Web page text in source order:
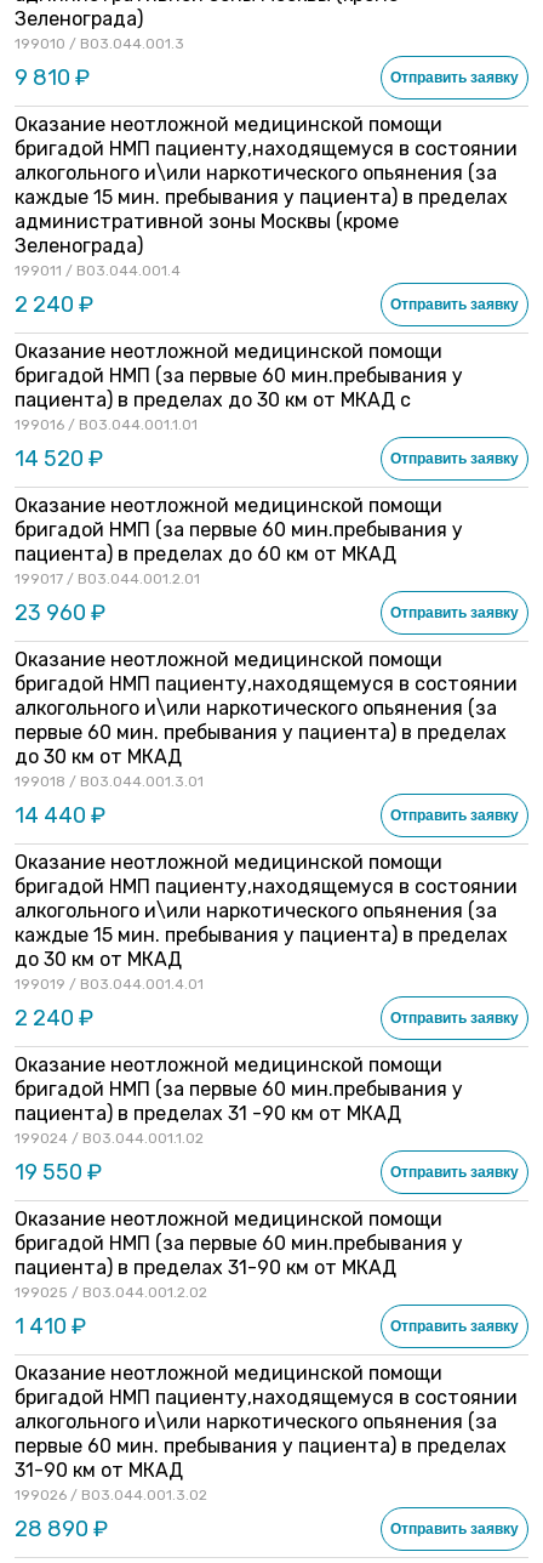
Зеленограда)
199010 / B03.044.001.3
9 810 ₽ Отправить заявку
Оказание неотложной медицинской помощи
бригадой НМП пациенту,находящемуся в состоянии
алкогольного и\или наркотического опьянения (за
каждые 15 мин. пребывания у пациента) в пределах
административной зоны Москвы (кроме
Зеленограда)
199011 / B03.044.001.4
2 240 ₽ Отправить заявку
Оказание неотложной медицинской помощи
бригадой НМП (за первые 60 мин.пребывания у
пациента) в пределах до 30 км от МКАД с
199016 / B03.044.001.1.01
14 520 ₽ Отправить заявку
Оказание неотложной медицинской помощи
бригадой НМП (за первые 60 мин.пребывания у
пациента) в пределах до 60 км от МКАД
199017 / B03.044.001.2.01
23 960 ₽ Отправить заявку
Оказание неотложной медицинской помощи
бригадой НМП пациенту,находящемуся в состоянии
алкогольного и\или наркотического опьянения (за
первые 60 мин. пребывания у пациента) в пределах
до 30 км от МКАД
199018 / B03.044.001.3.01
14 440 ₽ Отправить заявку
Оказание неотложной медицинской помощи
бригадой НМП пациенту,находящемуся в состоянии
алкогольного и\или наркотического опьянения (за
каждые 15 мин. пребывания у пациента) в пределах
до 30 км от МКАД
199019 / B03.044.001.4.01
2 240 ₽ Отправить заявку
Оказание неотложной медицинской помощи
бригадой НМП (за первые 60 мин.пребывания у
пациента) в пределах 31 -90 км от МКАД
199024 / B03.044.001.1.02
19 550 ₽ Отправить заявку
Оказание неотложной медицинской помощи
бригадой НМП (за первые 60 мин.пребывания у
пациента) в пределах 31-90 км от МКАД
199025 / B03.044.001.2.02
1 410 ₽ Отправить заявку
Оказание неотложной медицинской помощи
бригадой НМП пациенту,находящемуся в состоянии
алкогольного и\или наркотического опьянения (за
первые 60 мин. пребывания у пациента) в пределах
31-90 км от МКАД
199026 / B03.044.001.3.02
28 890 ₽ Отправить заявку